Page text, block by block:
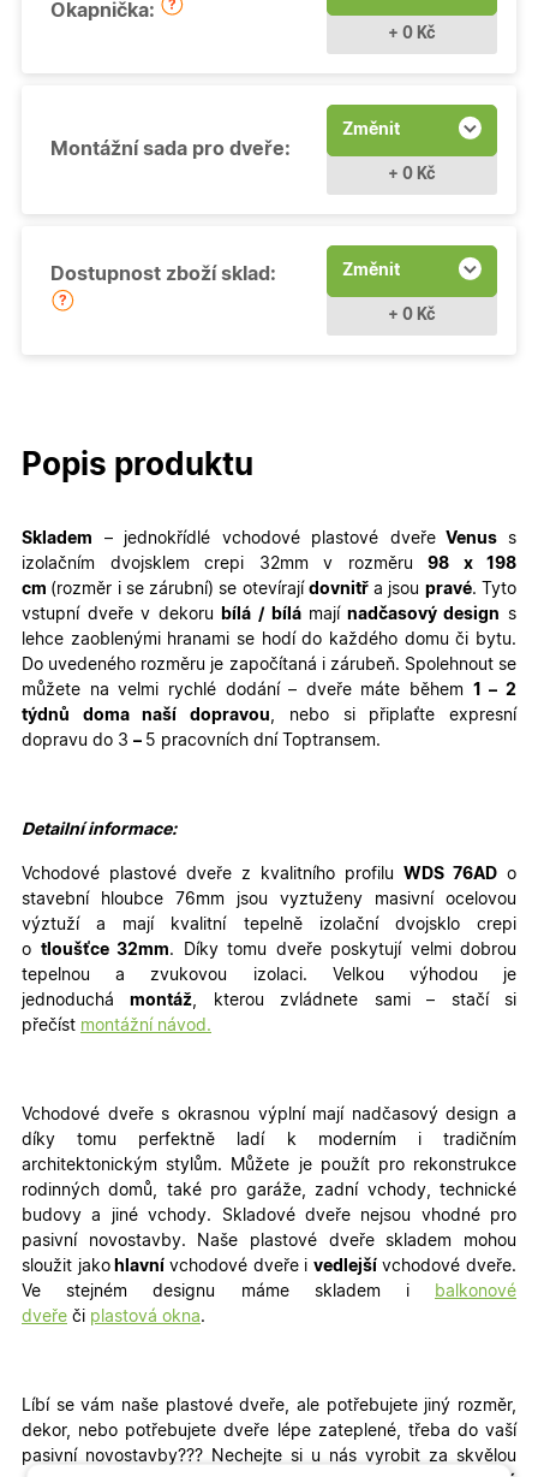
Okapnička:
+ 0 Kč
Montážní sada pro dveře:
Změnit
+ 0 Kč
Dostupnost zboží sklad: Změnit
+ 0 Kč
Popis produktu
Skladem – jednokřídlé vchodové plastové dveřeVenus s
izolačním dvojsklem crepi 32mm v rozměru 98 x 198
cm (rozměr i se zárubní) se otevírají dovnitřa jsou pravé. Tyto
vstupní dveře v dekoru
bílá / bílámají nadčasový design
s
lehce zaoblenými hranami se hodí do každého domu či bytu.
Do uvedeného rozměru je započítaná i zárubeň. Spolehnout se
můžete na velmi rychlé dodání – dveře máte během 1 – 2
týdnů doma naší dopravou, nebo si připlaťte expresní
dopravu do 3 – 5 pracovních dní Toptransem.
Detailní informace:
Vchodové plastové dveře z kvalitního profilu WDS 76AD o
stavební hloubce 76mm jsou vyztuženy masivní ocelovou
výztuží a mají kvalitní tepelně izolační dvojsklo crepi
o tloušťce 32mm. Díky tomu dveře poskytují velmi dobrou
tepelnou a zvukovou izolaci. Velkou výhodou je
jednoduchámontáž, kterou zvládnete sami – stačí si
přečíst montážní návod.
Vchodové dveře s okrasnou výplní mají nadčasový design a
díky tomu perfektně ladí k moderním i tradičním
architektonickým stylům. Můžete je použít pro rekonstrukce
rodinných domů, také pro garáže, zadní vchody, technické
budovy a jiné vchody. Skladové dveře nejsou vhodné pro
pasivní novostavby. Naše plastové dveře skladem mohou
sloužit jakohlavní vchodové dveře i vedlejší vchodové dveře.
Ve stejném designu máme skladem i
balkonové
dveře či plastová okna.
Líbí se vám naše plastové dveře, ale potřebujete jiný rozměr,
dekor, nebo potřebujete dveře lépe zateplené, třeba do vaší
pasivní novostavby???
Nechejte si u nás vyrobit za skvělou